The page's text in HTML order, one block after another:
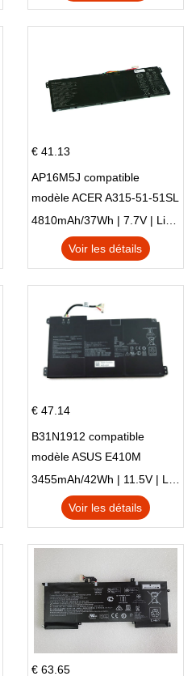
€ 41.13
AP16M5J compatible
modèle ACER A315-51-51SL
N17Q1 SERIES
4810mAh/37Wh | 7.7V | Li-ion ...
Voir les détails
€ 47.14
B31N1912 compatible
modèle ASUS E410M
E410MA L410MA
3455mAh/42Wh | 11.5V | Li-ion ...
Voir les détails
€ 63.65